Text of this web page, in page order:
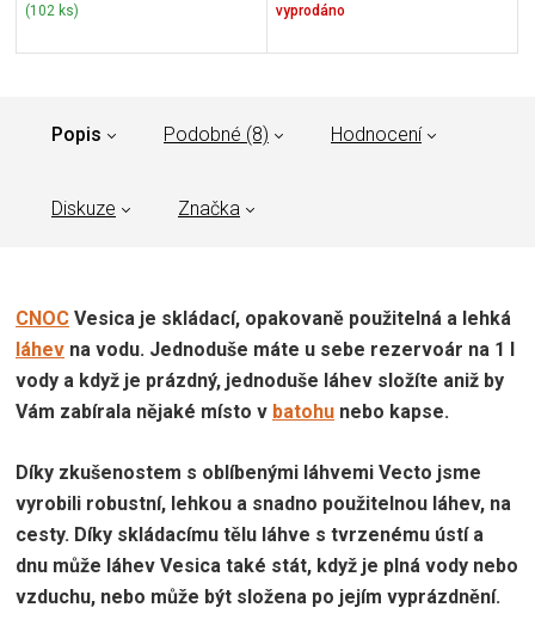
(102 ks)
vyprodáno
Popis Podobné (8) Hodnocení
Diskuze Značka
CNOC Vesica je skládací, opakovaně použitelná a lehká
láhev na vodu. Jednoduše máte u sebe rezervoár na 1 l
vody a když je prázdný, jednoduše láhev složíte aniž by
Vám zabírala nějaké místo v batohu nebo kapse.
Díky zkušenostem s oblíbenými láhvemi Vecto jsme
vyrobili robustní, lehkou a snadno použitelnou láhev, na
cesty. Díky skládacímu tělu láhve s tvrzenému ústí a
dnu může láhev Vesica také stát, když je plná vody nebo
vzduchu, nebo může být složena po jejím vyprázdnění.